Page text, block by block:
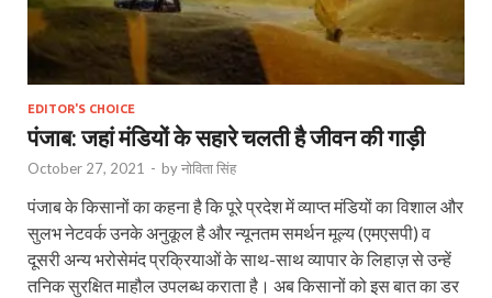
EDITOR'S CHOICE
पंजाब: जहां मंडियों के सहारे चलती है जीवन की गाड़ी
October 27, 2021 - byनोविता सिंह
पंजाब के किसानों का कहना है कि पूरे प्रदेश में व्याप्त मंडियों का विशाल और
सुलभ नेटवर्क उनके अनुकूल है और न्यूनतम समर्थन मूल्य (एमएसपी) व
दूसरी अन्य भरोसेमंद प्रक्रियाओं के साथ-साथ व्यापार के लिहाज़ से उन्हें
तनिक सुरक्षित माहौल उपलब्ध कराता है। अब किसानों को इस बात का डर